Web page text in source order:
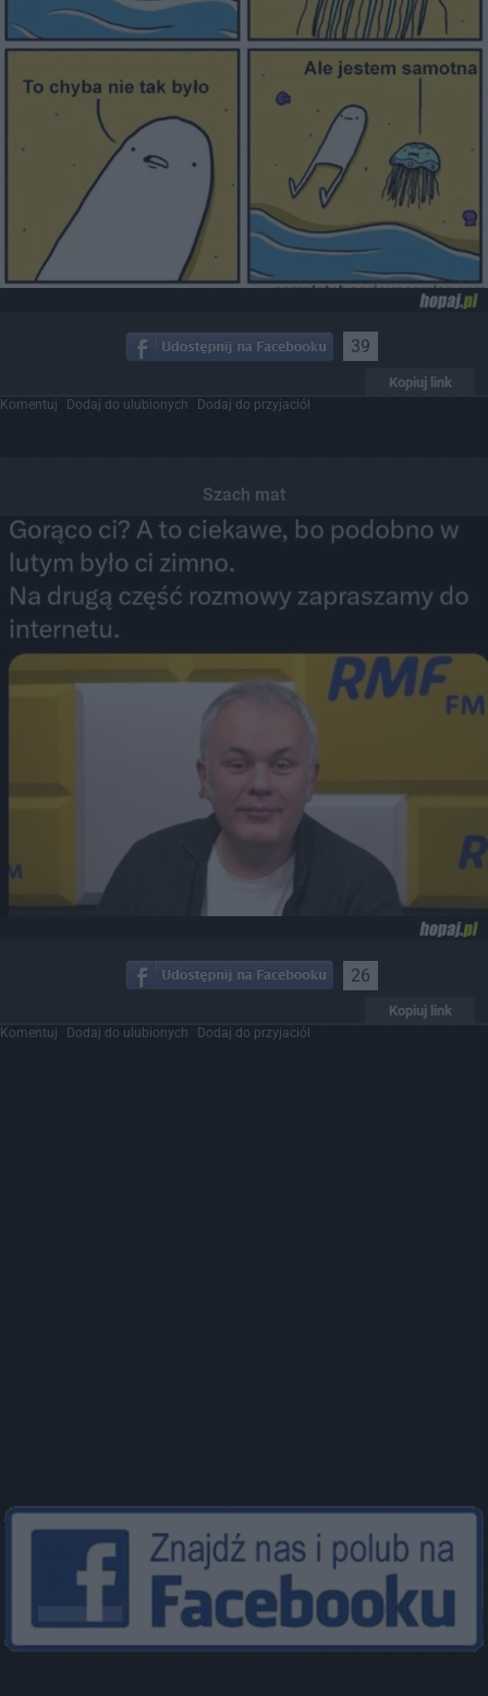
39
Kopiuj link
Komentuj Dodaj do ulubionych Dodaj do przyjaciół
Szach mat
26
Kopiuj link
Komentuj Dodaj do ulubionych Dodaj do przyjaciół